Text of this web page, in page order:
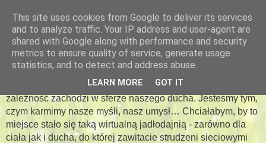
Apetyt na więcej -
jadłodajnia dla duszy i ciała
Bo jesteś tym, co jesz…. Pewna jestem, że podobna
zależność zachodzi w sferze naszego ducha. Jesteśmy tym,
czym karmimy nasze myśli, nasz umysł… Chciałabym, by to
miejsce stało się taką wirtualną jadłodajnią - zarówno dla
ciała jak i ducha, do której zawitacie strudzeni sieciowymi
This site uses cookies from Google to deliver its services
and to analyze traffic. Your IP address and user-agent are
shared with Google along with performance and security
metrics to ensure quality of service, generate usage
statistics, and to detect and address abuse.
LEARN MORE GOT IT